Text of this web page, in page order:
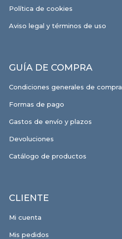
Política de cookies
Aviso legal y términos de uso
GUÍA DE COMPRA
Condiciones generales de compra
Formas de pago
Gastos de envío y plazos
Devoluciones
Catálogo de productos
CLIENTE
Mi cuenta
Mis pedidos